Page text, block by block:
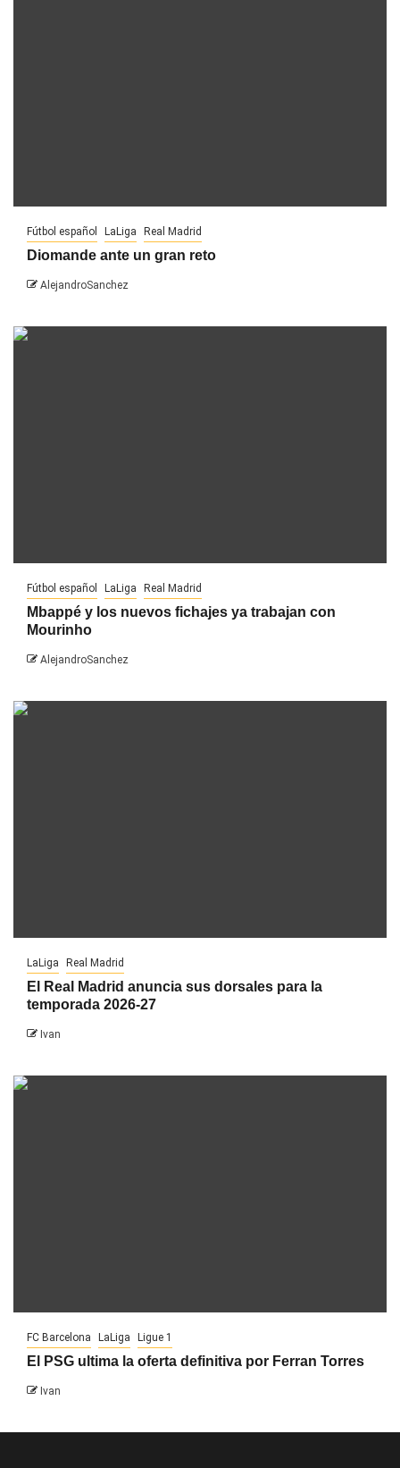
Fútbol español LaLiga Real Madrid
Diomande ante un gran reto
AlejandroSanchez
Fútbol español LaLiga Real Madrid
Mbappé y los nuevos fichajes ya trabajan con
Mourinho
AlejandroSanchez
LaLiga Real Madrid
El Real Madrid anuncia sus dorsales para la
temporada 2026-27
Ivan
FC Barcelona LaLiga Ligue 1
El PSG ultima la oferta definitiva por Ferran Torres
Ivan